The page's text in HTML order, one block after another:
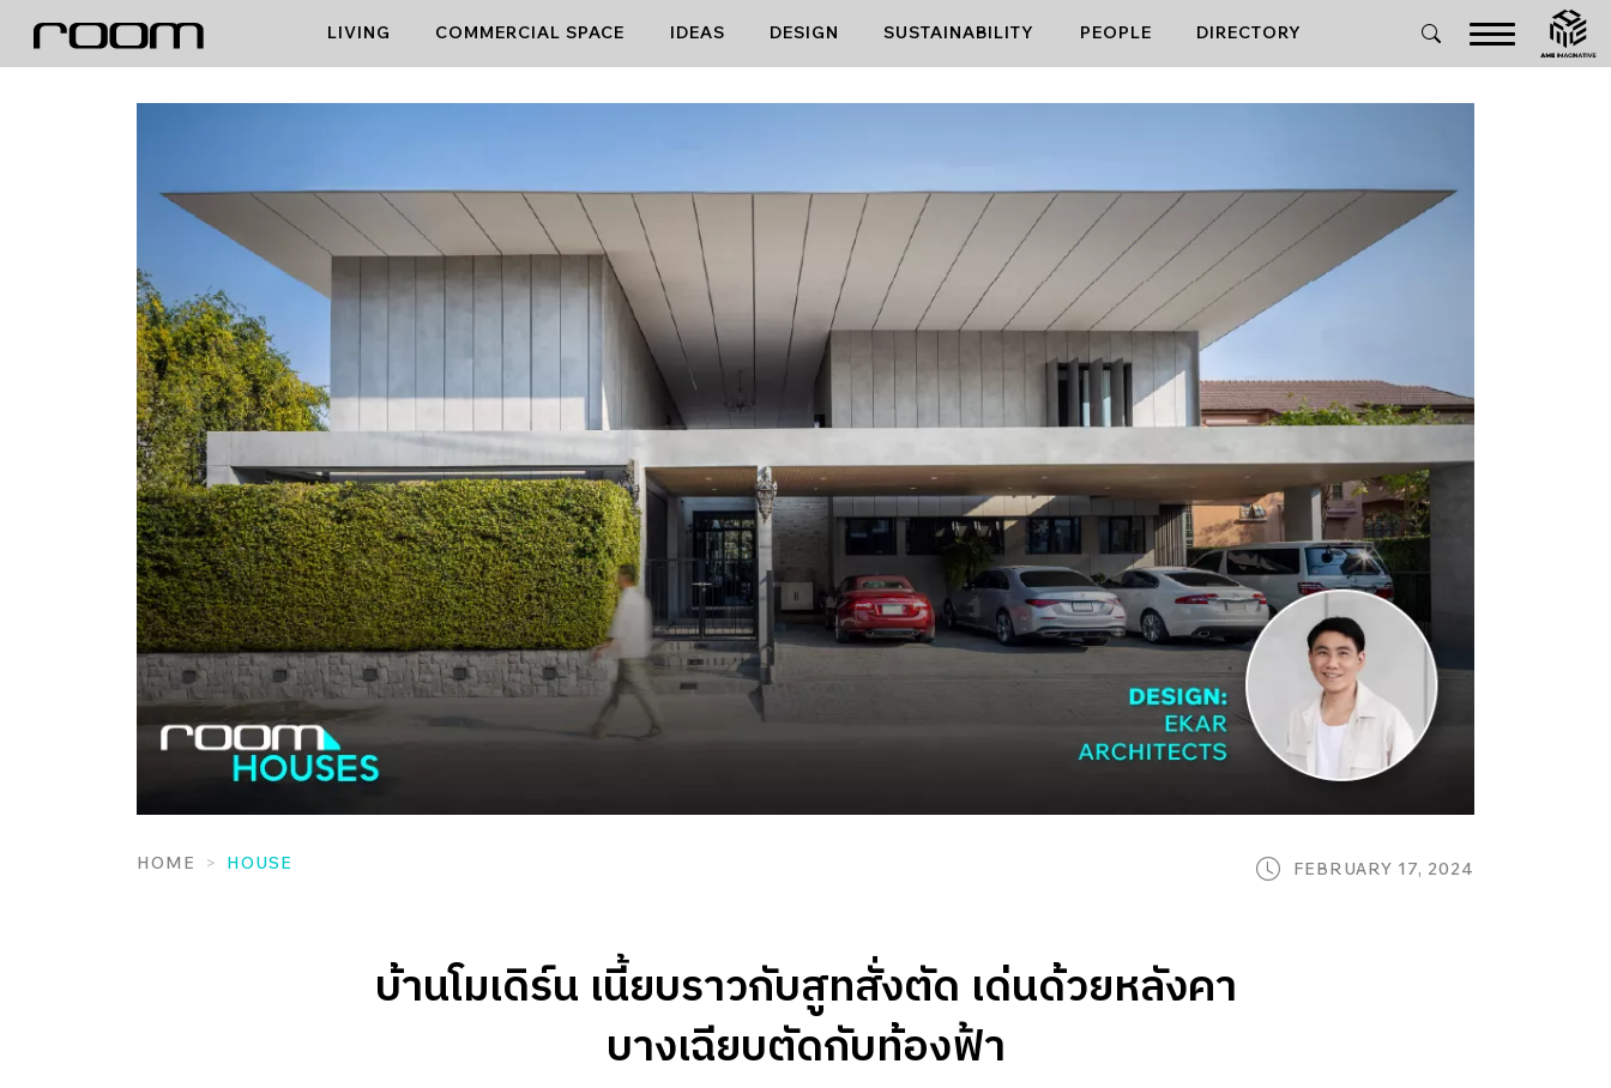
content
LIVING COMMERCIAL SPACE IDEAS DESIGN SUSTAINABILITY PEOPLE DIRECTORY
HOME HOUSE FEBRUARY 17, 2024
บ้านโมเดิร์น เนี้ยบราวกับสูทสั่งตัด เด่นด้วยหลังคา
บางเฉียบตัดกับท้องฟ้า